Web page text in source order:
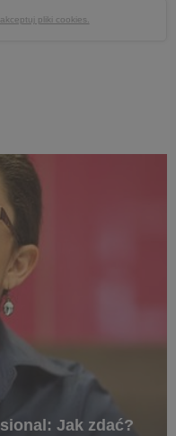
pliki cookies.
Jak zdać?